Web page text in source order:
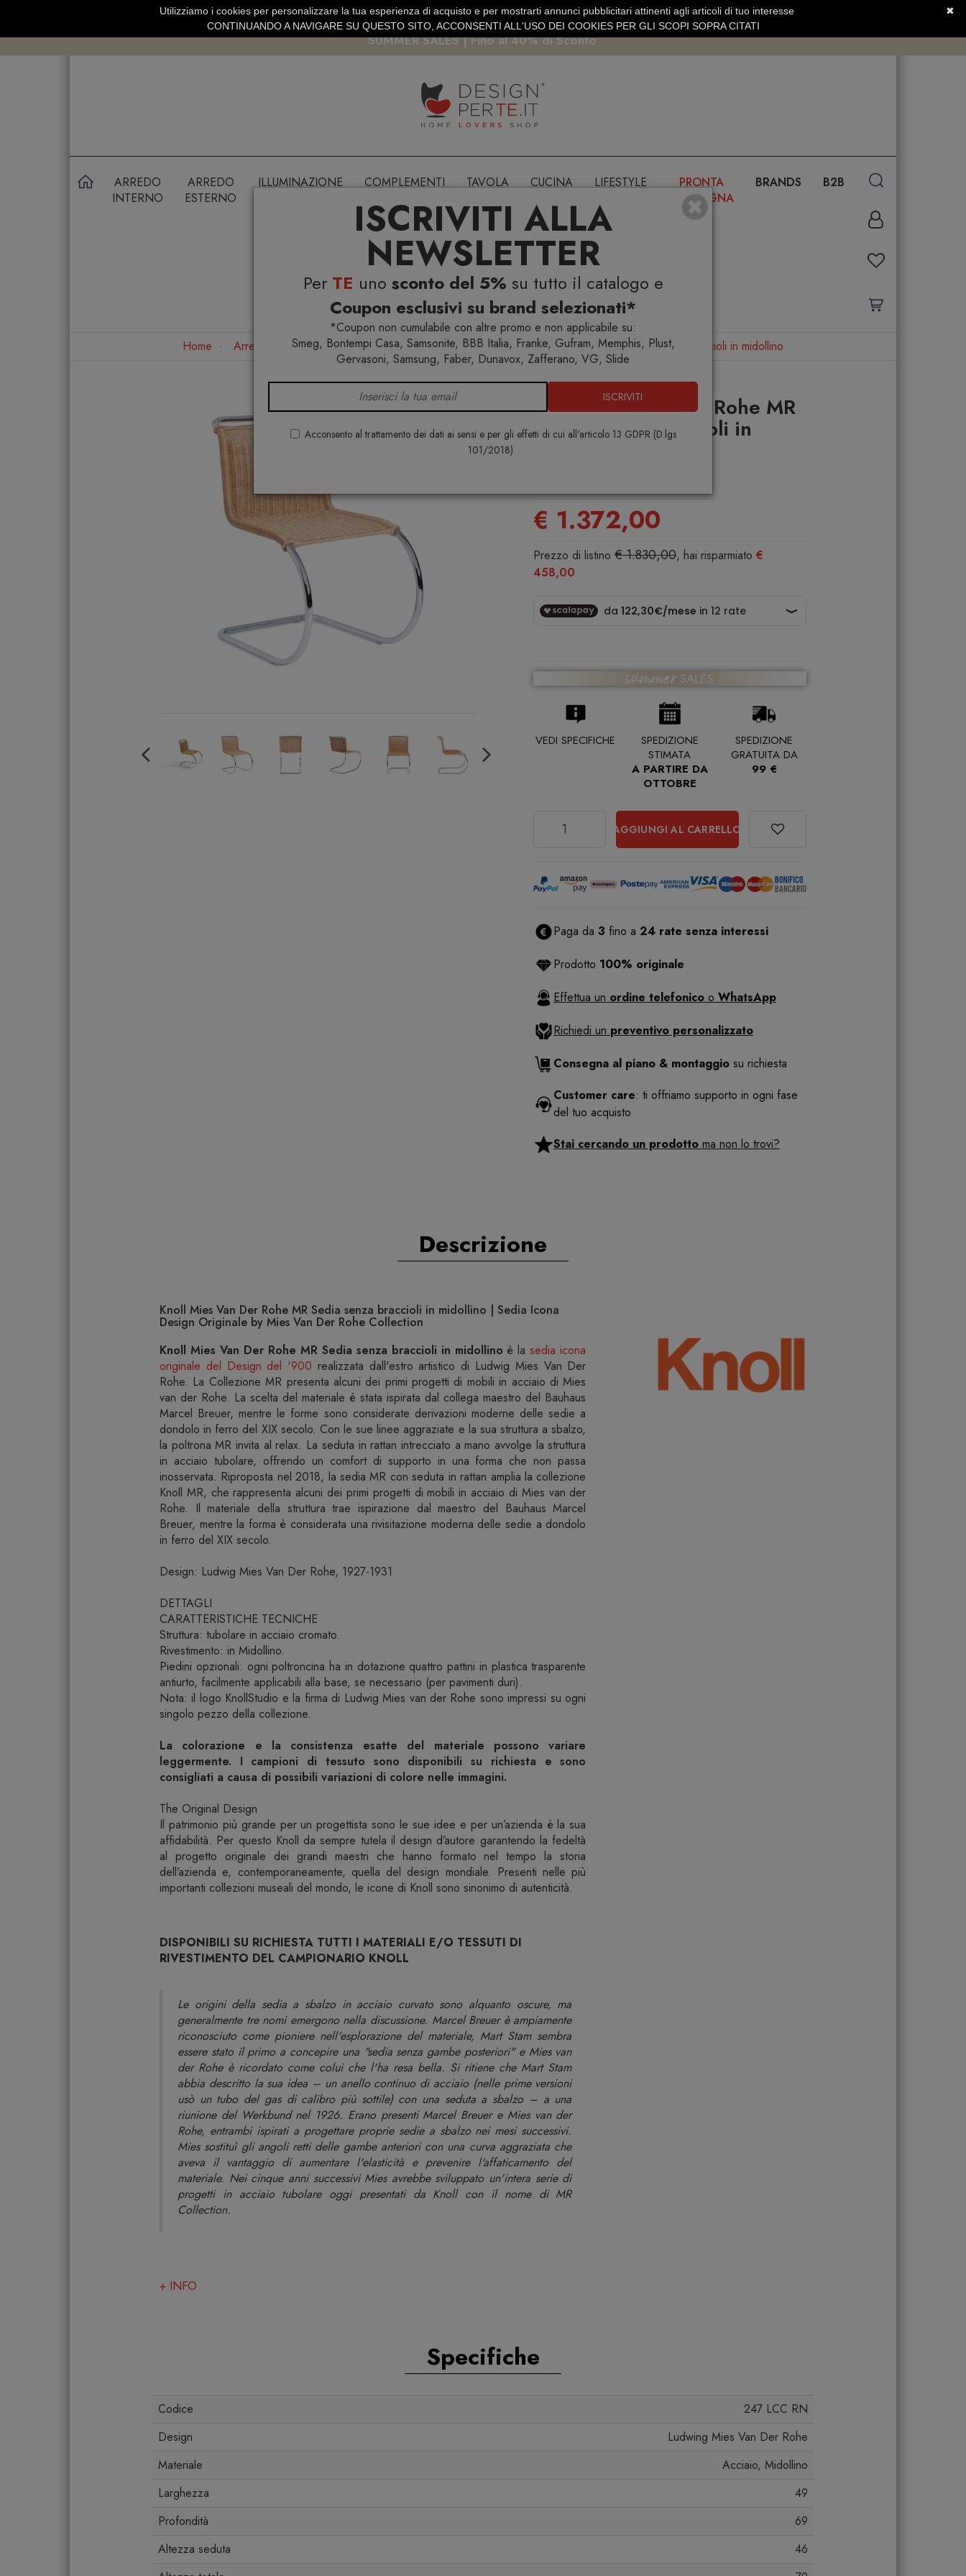
ISCRIVITI ALLA
NEWSLETTER
Per TE uno sconto del 5% su tutto il catalogo e
Coupon esclusivi su brand selezionati*
*Coupon non cumulabile con altre promo e non applicabile su:
Smeg, Bontempi Casa, Samsonite, BBB Italia, Franke, Gufram, Memphis, Plust,
Gervasoni, Samsung, Faber, Dunavox, Zafferano, VG, Slide
ISCRIVITI
Acconsento al trattamento dei dati ai sensi e per gli effetti di cui all'articolo 13 GDPR (D.lgs
101/2018)
SPEDIZIONE GRATUITA SOPRA 99 EURO PAGAMENTO SICURO PAYPAL · CARTA DI CREDITO SERVIZIO CLIENTI +39.0773.470.562
SUMMER SALES | Fino al 40% di Sconto
ARREDO
INTERNO
ARREDO
ESTERNO
ILLUMINAZIONE COMPLEMENTI TAVOLA CUCINA LIFESTYLE
PRONTA
CONSEGNA
BRANDS B2B
Home Arredo interno Designer famosi Sedie Knoll Mies Van Der Rohe MR Sedia senza braccioli in midollino
Knoll Mies Van Der Rohe MR
Sedia senza braccioli in
€ 1.372,00
Prezzo di listino € 1.830,00, hai risparmiato €
458,00
VEDI SPECIFICHE
SPEDIZIONE
STIMATA
A PARTIRE DA
OTTOBRE
SPEDIZIONE
GRATUITA DA
99 €
AGGIUNGI AL CARRELLO
Paga da 3 fino a 24 rate senza interessi
Prodotto 100% originale
Effettua un ordine telefonico o WhatsApp
Richiedi un preventivo personalizzato
Consegna al piano & montaggio su richiesta
Customer care: ti offriamo supporto in ogni fase
del tuo acquisto
Stai cercando un prodotto ma non lo trovi?
Descrizione
Knoll Mies Van Der Rohe MR Sedia senza braccioli in midollino | Sedia Icona
Design Originale by Mies Van Der Rohe Collection
Knoll Mies Van Der Rohe MR Sedia senza braccioli in midollino è lasedia icona
originale del Design del '900 realizzata dall'estro artistico di Ludwig Mies Van Der
Rohe. La Collezione MR presenta alcuni dei primi progetti di mobili in acciaio di Mies
van der Rohe. La scelta del materiale è stata ispirata dal collega maestro del Bauhaus
Marcel Breuer, mentre le forme sono considerate derivazioni moderne delle sedie a
dondolo in ferro del XIX secolo. Con le sue linee aggraziate e la sua struttura a sbalzo,
la poltrona MR invita al relax. La seduta in rattan intrecciato a mano avvolge la struttura
in acciaio tubolare, offrendo un comfort di supporto in una forma che non passa
inosservata. Riproposta nel 2018, la sedia MR con seduta in rattan amplia la collezione
Knoll MR, che rappresenta alcuni dei primi progetti di mobili in acciaio di Mies van der
Rohe. Il materiale della struttura trae ispirazione dal maestro del Bauhaus Marcel
Breuer, mentre la forma è considerata una rivisitazione moderna delle sedie a dondolo
in ferro del XIX secolo.
Design: Ludwig Mies Van Der Rohe, 1927-1931
DETTAGLI
CARATTERISTICHE TECNICHE
Struttura: tubolare in acciaio cromato.
Rivestimento: in Midollino.
Piedini opzionali: ogni poltroncina ha in dotazione quattro pattini in plastica trasparente
antiurto, facilmente applicabili alla base, se necessario (per pavimenti duri).
Nota: il logo KnollStudio e la firma di Ludwig Mies van der Rohe sono impressi su ogni
singolo pezzo della collezione.
La colorazione e la consistenza esatte del materiale possono variare
leggermente. I campioni di tessuto sono disponibili su richiesta e sono
consigliati a causa di possibili variazioni di colore nelle immagini.
The Original Design
Il patrimonio più grande per un progettista sono le sue idee e per un’azienda è la sua
affidabilità. Per questo Knoll da sempre tutela il design d’autore garantendo la fedeltà
al progetto originale dei grandi maestri che hanno formato nel tempo la storia
dell’azienda e, contemporaneamente, quella del design mondiale. Presenti nelle più
importanti collezioni museali del mondo, le icone di Knoll sono sinonimo di autenticità.
DISPONIBILI SU RICHIESTA TUTTI I MATERIALI E/O TESSUTI DI
RIVESTIMENTO DEL CAMPIONARIO KNOLL
Le origini della sedia a sbalzo in acciaio curvato sono alquanto oscure, ma
generalmente tre nomi emergono nella discussione. Marcel Breuer è ampiamente
riconosciuto come pioniere nell'esplorazione del materiale, Mart Stam sembra
essere stato il primo a concepire una "sedia senza gambe posteriori" e Mies van
der Rohe è ricordato come colui che l'ha resa bella. Si ritiene che Mart Stam
abbia descritto la sua idea – un anello continuo di acciaio (nelle prime versioni
usò un tubo del gas di calibro più sottile) con una seduta a sbalzo – a una
riunione del Werkbund nel 1926. Erano presenti Marcel Breuer e Mies van der
Rohe, entrambi ispirati a progettare proprie sedie a sbalzo nei mesi successivi.
Mies sostituì gli angoli retti delle gambe anteriori con una curva aggraziata che
aveva il vantaggio di aumentare l'elasticità e prevenire l'affaticamento del
materiale. Nei cinque anni successivi Mies avrebbe sviluppato un'intera serie di
progetti in acciaio tubolare oggi presentati da Knoll con il nome di MR
Collection.
+ INFO
Specifiche
Codice
247 LCC RN
Design
Ludwing Mies Van Der Rohe
Materiale
Acciaio, Midollino
Larghezza
49
Profondità
69
Altezza seduta
46
✖
Utilizziamo i cookies per personalizzare la tua esperienza di acquisto e per mostrarti annunci pubblicitari attinenti agli articoli di tuo interesse
CONTINUANDO A NAVIGARE SU QUESTO SITO, ACCONSENTI ALL'USO DEI COOKIES PER GLI SCOPI SOPRA CITATI